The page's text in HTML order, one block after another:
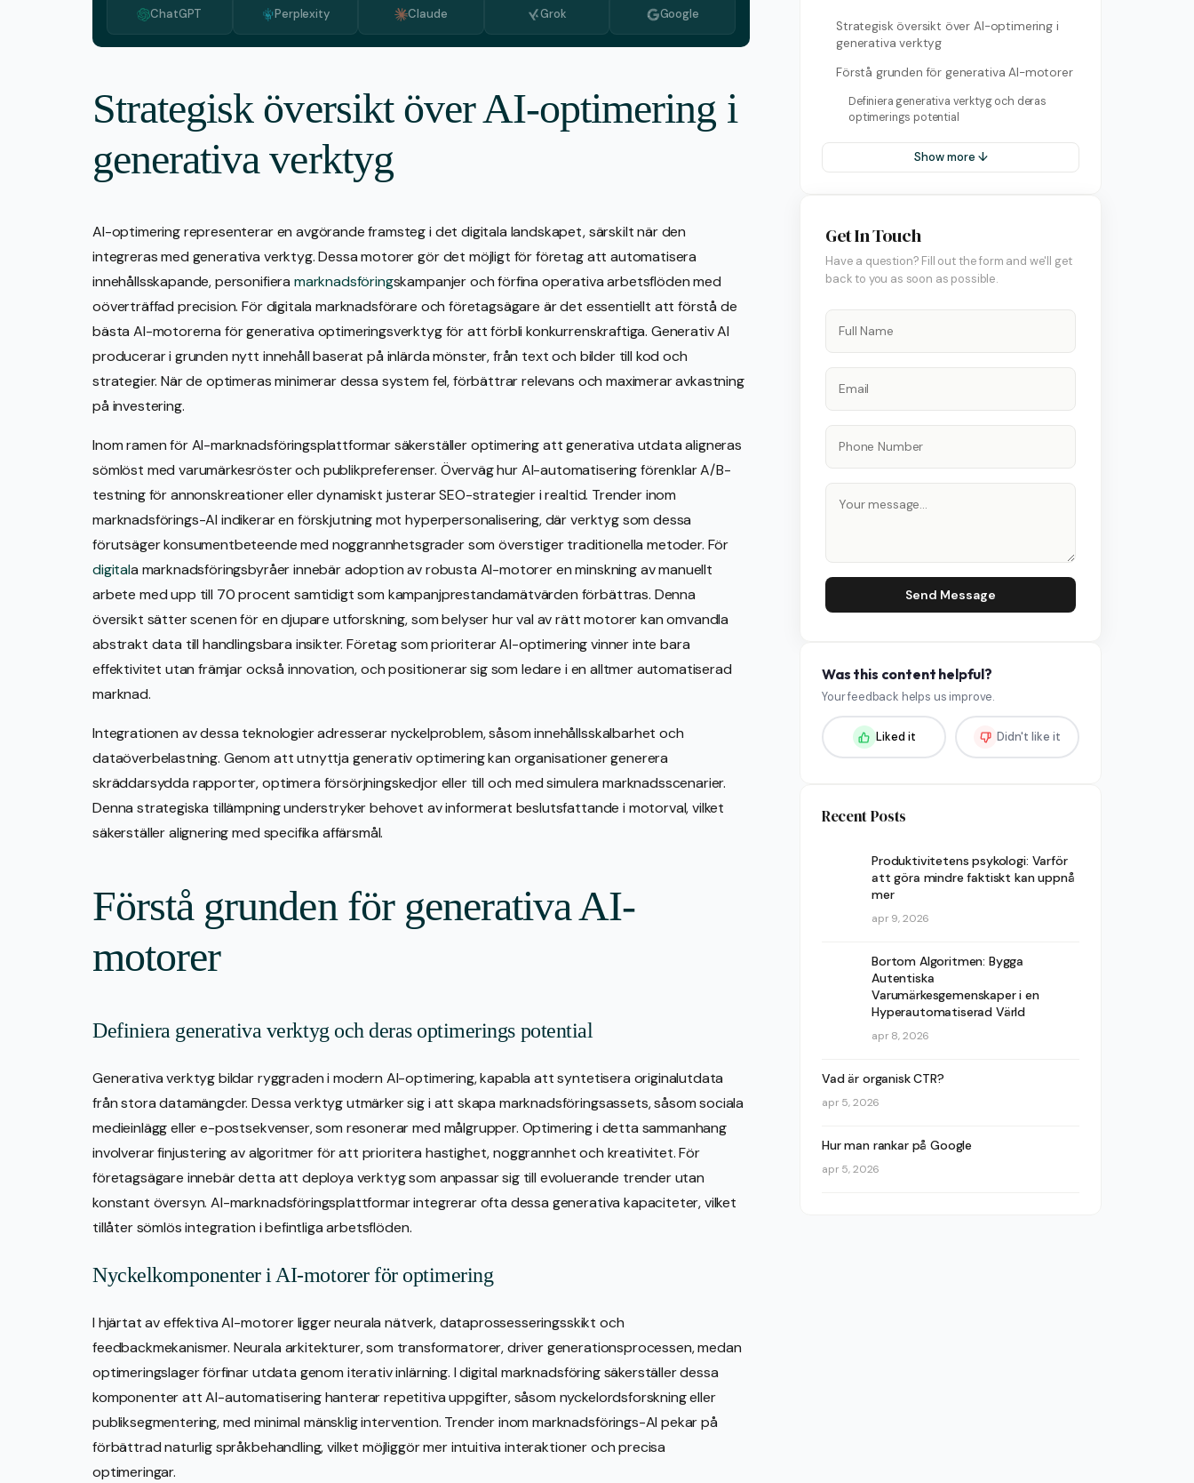
Azerbaijani
Bulgariska
Grekiska
Portugisiska, Portugal
Rumänska
Serbiska
ChatGPT Perplexity Claude Grok Google
Strategisk översikt över AI-optimering i
generativa verktyg
AI-optimering representerar en avgörande framsteg i det digitala landskapet, särskilt när den
integreras med generativa verktyg. Dessa motorer gör det möjligt för företag att automatisera
innehållsskapande, personifiera marknadsföringskampanjer och förfina operativa arbetsflöden med
oöverträffad precision. För digitala marknadsförare och företagsägare är det essentiellt att förstå de
bästa AI-motorerna för generativa optimeringsverktyg för att förbli konkurrenskraftiga. Generativ AI
producerar i grunden nytt innehåll baserat på inlärda mönster, från text och bilder till kod och
strategier. När de optimeras minimerar dessa system fel, förbättrar relevans och maximerar avkastning
på investering.
Inom ramen för AI-marknadsföringsplattformar säkerställer optimering att generativa utdata aligneras
sömlöst med varumärkesröster och publikpreferenser. Överväg hur AI-automatisering förenklar A/B-
testning för annonskreationer eller dynamiskt justerar SEO-strategier i realtid. Trender inom
marknadsförings-AI indikerar en förskjutning mot hyperpersonalisering, där verktyg som dessa
förutsäger konsumentbeteende med noggrannhetsgrader som överstiger traditionella metoder. För
digitala marknadsföringsbyråer innebär adoption av robusta AI-motorer en minskning av manuellt
arbete med upp till 70 procent samtidigt som kampanjprestandamätvärden förbättras. Denna
översikt sätter scenen för en djupare utforskning, som belyser hur val av rätt motorer kan omvandla
abstrakt data till handlingsbara insikter. Företag som prioriterar AI-optimering vinner inte bara
effektivitet utan främjar också innovation, och positionerar sig som ledare i en alltmer automatiserad
marknad.
Integrationen av dessa teknologier adresserar nyckelproblem, såsom innehållsskalbarhet och
dataöverbelastning. Genom att utnyttja generativ optimering kan organisationer generera
skräddarsydda rapporter, optimera försörjningskedjor eller till och med simulera marknadsscenarier.
Denna strategiska tillämpning understryker behovet av informerat beslutsfattande i motorval, vilket
säkerställer alignering med specifika affärsmål.
Förstå grunden för generativa AI-
motorer
Definiera generativa verktyg och deras optimerings potential
Generativa verktyg bildar ryggraden i modern AI-optimering, kapabla att syntetisera originalutdata
från stora datamängder. Dessa verktyg utmärker sig i att skapa marknadsföringsassets, såsom sociala
medieinlägg eller e-postsekvenser, som resonerar med målgrupper. Optimering i detta sammanhang
involverar finjustering av algoritmer för att prioritera hastighet, noggrannhet och kreativitet. För
företagsägare innebär detta att deploya verktyg som anpassar sig till evoluerande trender utan
konstant översyn. AI-marknadsföringsplattformar integrerar ofta dessa generativa kapaciteter, vilket
tillåter sömlös integration i befintliga arbetsflöden.
Nyckelkomponenter i AI-motorer för optimering
I hjärtat av effektiva AI-motorer ligger neurala nätverk, dataprossesseringsskikt och
feedbackmekanismer. Neurala arkitekturer, som transformatorer, driver generationsprocessen, medan
optimeringslager förfinar utdata genom iterativ inlärning. I digital marknadsföring säkerställer dessa
komponenter att AI-automatisering hanterar repetitiva uppgifter, såsom nyckelordsforskning eller
publiksegmentering, med minimal mänsklig intervention. Trender inom marknadsförings-AI pekar på
förbättrad naturlig språkbehandling, vilket möjliggör mer intuitiva interaktioner och precisa
optimeringar.
Strategisk översikt över AI-optimering i
generativa verktyg
Förstå grunden för generativa AI-motorer
Definiera generativa verktyg och deras
optimerings potential
Show more ↓
Get In Touch
Have a question? Fill out the form and we'll get
back to you as soon as possible.
Send Message
Was this content helpful?
Your feedback helps us improve.
Liked it Didn't like it
Recent Posts
Produktivitetens psykologi: Varför
att göra mindre faktiskt kan uppnå
mer
apr 9, 2026
Bortom Algoritmen: Bygga
Autentiska
Varumärkesgemenskaper i en
Hyperautomatiserad Värld
apr 8, 2026
Vad är organisk CTR?
apr 5, 2026
Hur man rankar på Google
apr 5, 2026